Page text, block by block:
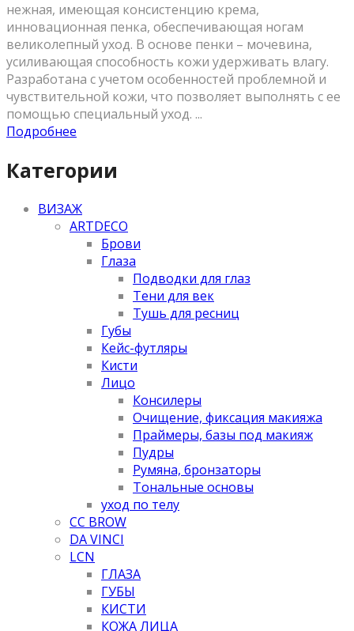
нежная, имеющая консистенцию крема,
инновационная пенка, обеспечивающая ногам
великолепный уход. В основе пенки – мочевина,
усиливающая способность кожи удерживать влагу.
Разработана с учетом особенностей проблемной и
чувствительной кожи, что позволяет выполнять с ее
помощью специальный уход. ...
Подробнее
Категории
ВИЗАЖ
ARTDECO
Брови
Глаза
Подводки для глаз
Тени для век
Тушь для ресниц
Губы
Кейс-футляры
Кисти
Лицо
Консилеры
Очищение, фиксация макияжа
Праймеры, базы под макияж
Пудры
Румяна, бронзаторы
Тональные основы
уход по телу
CC BROW
DA VINCI
LCN
ГЛАЗА
ГУБЫ
КИСТИ
КОЖА ЛИЦА